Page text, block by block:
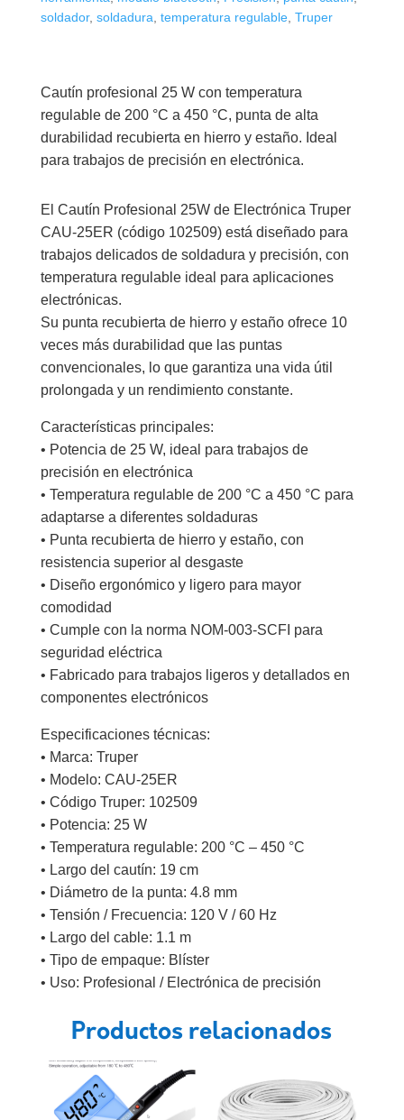
soldador, soldadura, temperatura regulable, Truper
Cautín profesional 25 W con temperatura
regulable de 200 °C a 450 °C, punta de alta
durabilidad recubierta en hierro y estaño. Ideal
para trabajos de precisión en electrónica.
El Cautín Profesional 25W de Electrónica Truper
CAU-25ER (código 102509) está diseñado para
trabajos delicados de soldadura y precisión, con
temperatura regulable ideal para aplicaciones
electrónicas.
Su punta recubierta de hierro y estaño ofrece 10
veces más durabilidad que las puntas
convencionales, lo que garantiza una vida útil
prolongada y un rendimiento constante.
Características principales:
• Potencia de 25 W, ideal para trabajos de
precisión en electrónica
• Temperatura regulable de 200 °C a 450 °C para
adaptarse a diferentes soldaduras
• Punta recubierta de hierro y estaño, con
resistencia superior al desgaste
• Diseño ergonómico y ligero para mayor
comodidad
• Cumple con la norma NOM-003-SCFI para
seguridad eléctrica
• Fabricado para trabajos ligeros y detallados en
componentes electrónicos
Especificaciones técnicas:
• Marca: Truper
• Modelo: CAU-25ER
• Código Truper: 102509
• Potencia: 25 W
• Temperatura regulable: 200 °C – 450 °C
• Largo del cautín: 19 cm
• Diámetro de la punta: 4.8 mm
• Tensión / Frecuencia: 120 V / 60 Hz
• Largo del cable: 1.1 m
• Tipo de empaque: Blíster
• Uso: Profesional / Electrónica de precisión
Productos relacionados